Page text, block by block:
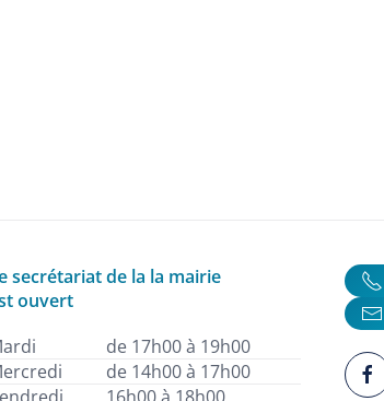
secrétariat de la la mairie
ouvert
de 17h00 à 19h00
de 14h00 à 17h00